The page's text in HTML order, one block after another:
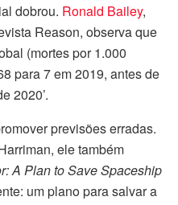
dobrou. Ronald Bailey,
Reason, observa que
(mortes por 1.000
para 7 em 2019, antes de
2020’.
previsões erradas.
ele também
A Plan to Save Spaceship
um plano para salvar a